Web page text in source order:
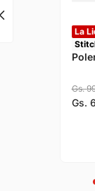
La
Gs.
Gs.